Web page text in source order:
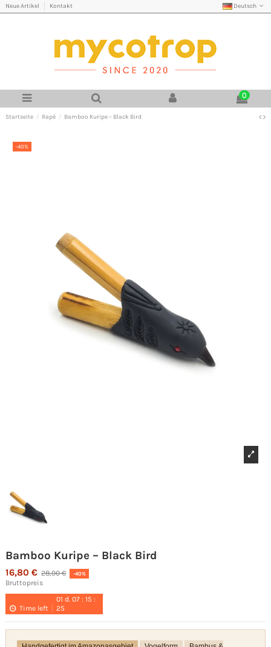
Neue Artikel Kontakt Deutsch
0
Startseite Rapé Bamboo Kuripe – Black Bird
-40%
Bamboo Kuripe – Black Bird
16,80 € 28,00 € -40%
Bruttopreis
Time left
01 d. 07 :15 :
25